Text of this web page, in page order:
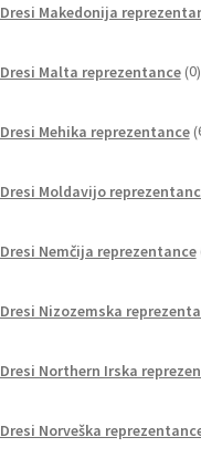
Dresi Makedonija
Dresi Malta reprezentance 0
Dresi Mehika reprezentance
Dresi Moldavijo
Dresi Nemčija reprezentance
Dresi Nizozemska
Dresi Northern Irska
Dresi Norveška